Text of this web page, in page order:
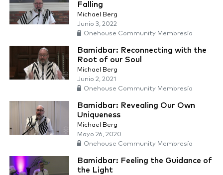
Falling
Michael Berg
Junio 3, 2022
Onehouse Community Membresía
Bamidbar: Reconnecting with the
Root of our Soul
Michael Berg
Junio 2, 2021
Onehouse Community Membresía
Bamidbar: Revealing Our Own
Uniqueness
Michael Berg
Mayo 26, 2020
Onehouse Community Membresía
Bamidbar: Feeling the Guidance of
the Light